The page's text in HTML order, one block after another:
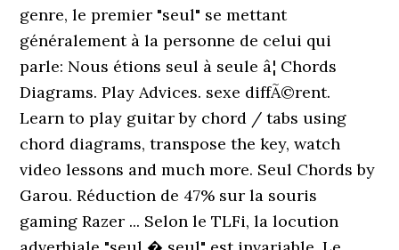
genre, le premier "seul" se mettant
généralement à la personne de celui qui
parle: Nous étions seul à seule â¦ Chords
Diagrams. Play Advices. sexe diffÃ©rent.
Learn to play guitar by chord / tabs using
chord diagrams, transpose the key, watch
video lessons and much more. Seul Chords by
Garou. Réduction de 47% sur la souris
gaming Razer ... Selon le TLFi, la locution